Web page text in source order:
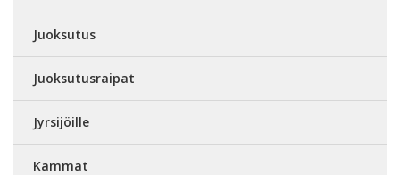
Juoksutus
Juoksutusraipat
Jyrsijöille
Kammat